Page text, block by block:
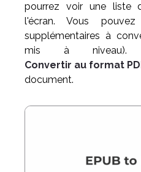
pourrez voir une liste
l'écran. Vous
supplémentaires à
mis à
Convertir au format
document.